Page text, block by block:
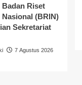
Riset
(BRIN)
Sekretariat
7 Agustus 2026